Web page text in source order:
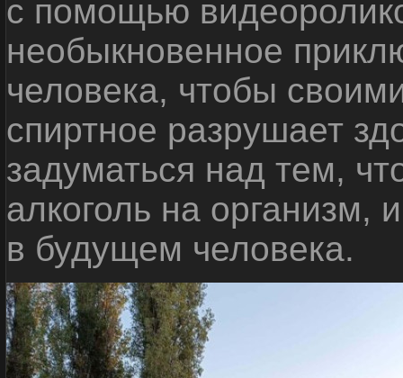
с помощью
необыкновенное
человека, чтобы
спиртное разрушает
задуматься над тем,
алкоголь на организм,
в будущем человека.